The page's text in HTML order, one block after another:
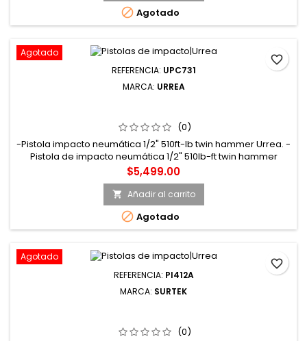
 Agotado
Agotado
REFERENCIA: UPC731
MARCA: URREA
URREA
(0)
-Pistola impacto neumática 1/2" 510ft-lb twin hammer Urrea. -
Pistola de impacto neumática 1/2" 510lb-ft twin hammer
composite 100db 4. -5scfm. -Marca Urrea
Precio
$5,499.00
 Añadir al carrito
 Agotado
favorite_border
Agotado
REFERENCIA: PI412A
MARCA: SURTEK
(0)
favorite_border